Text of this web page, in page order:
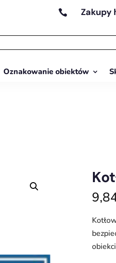
 Zakupy
Oznakowanie obiektów